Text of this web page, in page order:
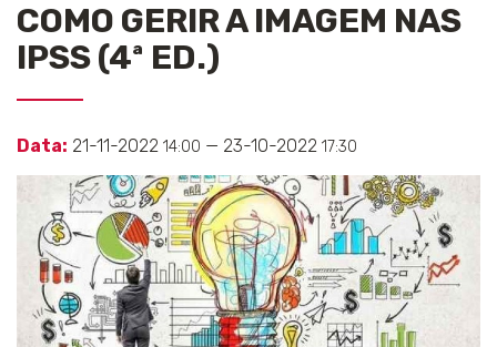
COMO GERIR A IMAGEM NAS
IPSS (4ª ED.)
Data: 21-11-2022 14:00 — 23-10-2022 17:30